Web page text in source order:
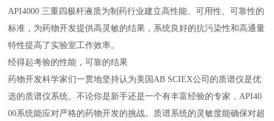
API4000 三重四极杆液质为制药行业建立高性能、可用性、可靠性的
标准，为药物开发提供高灵敏的结果，系统良好的抗污染性和高通量
特性提高了实验室工作效率。
经得起考验的性能，可靠的结果
药物开发科学家们一贯地坚持认为美国AB SCIEX公司的质谱仪是优
选的质谱仪系统。不论你是新手还是一个有丰富经验的专家，API40
00系统能应对严格的药物开发的挑战。质谱系统的灵敏度能确保对超